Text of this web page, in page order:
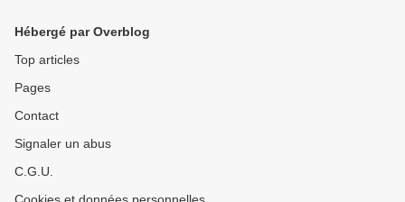
Hébergé par Overblog
Top articles
Pages
Contact
Signaler un abus
C.G.U.